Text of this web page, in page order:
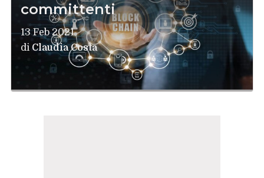
committenti
13 Feb 2021
di Claudia Costa